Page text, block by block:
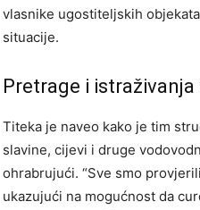
vlasnike ugostiteljskih
situacije.
Pretrage i
Titeka je naveo kako je tim
slavine, cijevi i druge
ohrabrujući. “Sve smo
ukazujući na mogućnost da